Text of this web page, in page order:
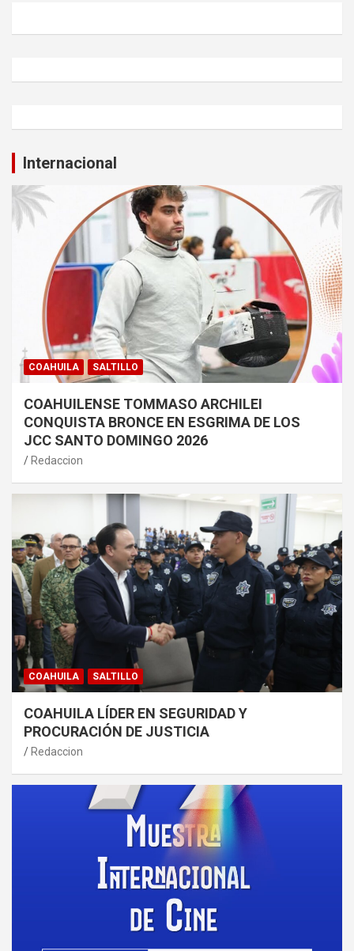
Internacional
COAHUILA SALTILLO
COAHUILENSE TOMMASO ARCHILEI
CONQUISTA BRONCE EN ESGRIMA DE LOS
JCC SANTO DOMINGO 2026
Redaccion
COAHUILA SALTILLO
COAHUILA LÍDER EN SEGURIDAD Y
PROCURACIÓN DE JUSTICIA
Redaccion